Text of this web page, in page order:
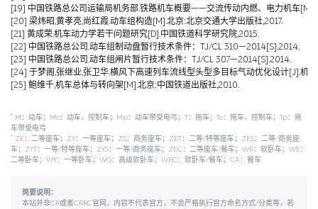
[19] 中国铁路总公司运输局机务部.铁路机车概要——交流传动内燃、电力机车[M].
[20] 梁炜昭,黄孝亮,尚红霞.动车组构造[M].北京:北京交通大学出版社,2017.
[21] 黄成荣.机车动力学若干问题研究[D].中国铁道科学研究院,2015.
[22] 中国铁路总公司.动车组制动盘暂行技术条件：TJ/CL 310—2014[S].2014.
[23] 中国铁路总公司.动车组闸片暂行技术条件：TJ/CL 307—2014[S].2014.
[24] 于梦阁,张继业,张卫华.横风下高速列车流线型头型多目标气动优化设计[J].机
[25] 鲍维千,机车总体与转向架[M].北京:中国铁道出版社,2010.
* M：动车；Mc：动车，控制车；Mp：动车带受电弓；T：拖车；Tc：拖车，控制车；Tp：拖
车带受电弓
* ZE：二等座车；ZY：一等座车；ZS：商务座车；ZET：二等/特等座车；ZES：二等/商务座
车；ZYT：一等/特等座车；ZYS：一等/商务座车；ZEC：二等座车/餐车；WR：软卧车；WE：
二等卧车；WY：一等卧车；WG：高级软卧车；WRC：软卧车/餐车；CA：餐车
简要说明：
本站并非CR或者CRRC官网，内容不代表官方，不会严格执行官方命名方式/分类等，若